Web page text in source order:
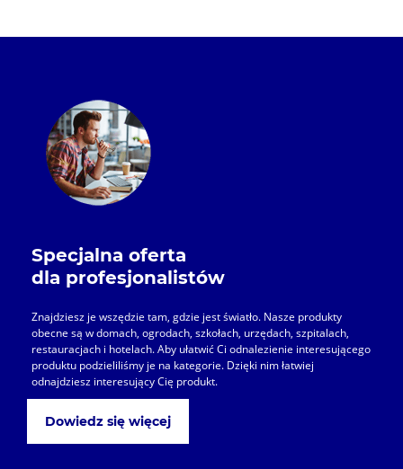
Specjalna oferta
dla profesjonalistów
Znajdziesz je wszędzie tam, gdzie jest światło. Nasze produkty
obecne są w domach, ogrodach, szkołach, urzędach, szpitalach,
restauracjach i hotelach. Aby ułatwić Ci odnalezienie interesującego
produktu podzieliliśmy je na kategorie. Dzięki nim łatwiej
odnajdziesz interesujący Cię produkt.
Dowiedz się więcej